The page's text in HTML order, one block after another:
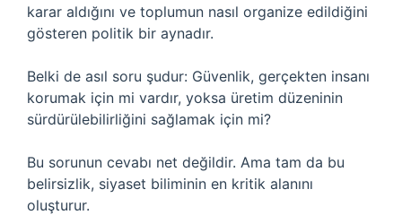
karar aldığını ve toplumun nasıl organize edildiğini
gösteren politik bir aynadır.
Belki de asıl soru şudur: Güvenlik, gerçekten insanı
korumak için mi vardır, yoksa üretim düzeninin
sürdürülebilirliğini sağlamak için mi?
Bu sorunun cevabı net değildir. Ama tam da bu
belirsizlik, siyaset biliminin en kritik alanını
oluşturur.